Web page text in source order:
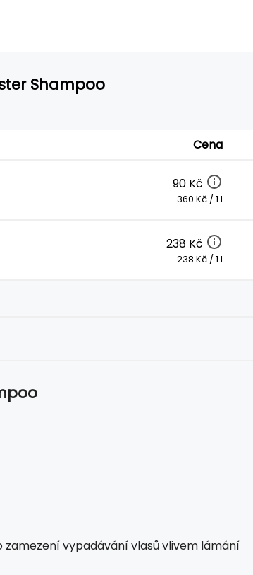
Shampoo
Cena
90 Kč
360 Kč / 1 l
238 Kč
238 Kč / 1 l
zamezení vypadávání vlasů vlivem lámání